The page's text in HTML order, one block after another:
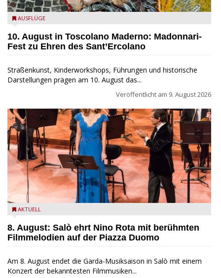
Toscolano Maderno: "Madonnari per Sant'Ercolano"
AUSFLÜGE
10. August in Toscolano Maderno: Madonnari-
Fest zu Ehren des Sant’Ercolano
Straßenkunst, Kinderworkshops, Führungen und historische
Darstellungen prägen am 10. August das...
Veröffentlicht am 9. August 2026
Estate Musicale del Garda: Salò ehrt Nino Rota
AKTUELL
8. August: Salò ehrt Nino Rota mit berühmten
Filmmelodien auf der Piazza Duomo
Am 8. August endet die Garda-Musiksaison in Salò mit einem
Konzert der bekanntesten Filmmusiken...